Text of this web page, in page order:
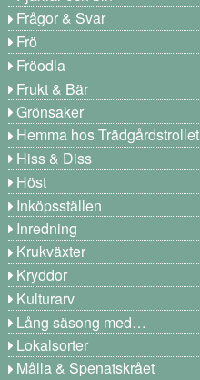
Frågor & Svar
Frö
Fröodla
Frukt & Bär
Grönsaker
Hemma hos Trädgårdstrollet
Hiss & Diss
Höst
Inköpsställen
Inredning
Krukväxter
Kryddor
Kulturarv
Lång säsong med…
Lokalsorter
Målla & Spenatskrået